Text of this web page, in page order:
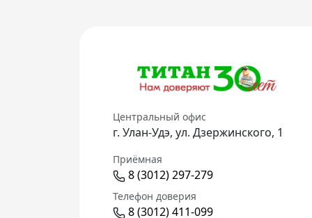
Центральный офис
г. Улан-Удэ, ул. Дзержинского, 1
Приёмная
8 (3012) 297-279
Телефон доверия
8 (3012) 411-099